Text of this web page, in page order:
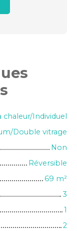
chaleur/Individuel
Double vitrage
Non
Réversible
69 m²
3
1
2